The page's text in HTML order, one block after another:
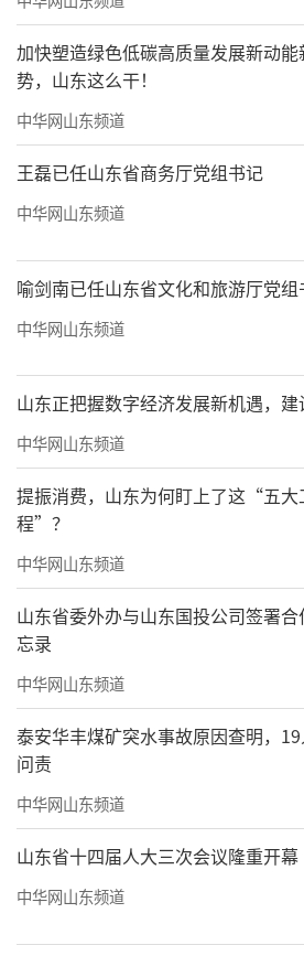
2月16日除夕当天，泰
员、总会计师马绍敏带队
诊、物流中心、120院前急
域，详细询问节日值班安排
重点对消防中控室、配电室
位进行督导。检查组仔细核
录与备用电源切换方案，要
实24小时值守制度，严防死
定、消防安全无死角。马绍
发展的生命线，必须时刻绷
急处置高效顺畅。
加快塑造绿色低碳高质量发展新动能
势，山东这么干！
中华网山东频道
王磊已任山东省商务厅党组书记
中华网山东频道
喻剑南已任山东省文化和旅游厅党组
中华网山东频道
山东正把握数字经济发展新机遇，
中华网山东频道
提振消费，山东为何盯上了这“五大
程”？
中华网山东频道
山东省委外办与山东国投公司签署合
忘录
中华网山东频道
泰安华丰煤矿突水事故原因查明，
问责
中华网山东频道
山东省十四届人大三次会议隆重开幕
中华网山东频道